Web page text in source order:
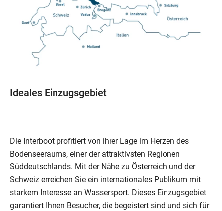
Ideales Einzugsgebiet
Die Interboot profitiert von ihrer Lage im Herzen des
Bodenseeraums, einer der attraktivsten Regionen
Süddeutschlands. Mit der Nähe zu Österreich und der
Schweiz erreichen Sie ein internationales Publikum mit
starkem Interesse an Wassersport. Dieses Einzugsgebiet
garantiert Ihnen Besucher, die begeistert sind und sich für